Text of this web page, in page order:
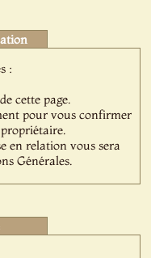
:
cette page.
pour vous confirmer
en relation vous sera
Générales.